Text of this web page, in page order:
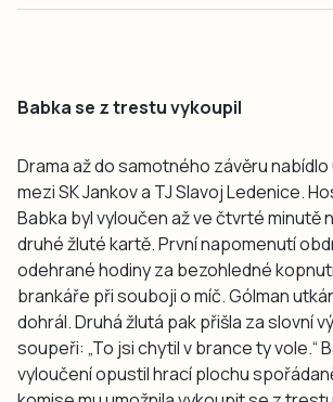
Babka se z trestu vykoupil
Drama až do samotného závěru
mezi SK Jankov a TJ Slavoj Ledenice.
Babka byl vyloučen až ve čtvrté minutě
druhé žluté kartě. První napomenutí
odehrané hodiny za bezohledné
brankáře při souboji o míč. Gólman
dohrál. Druhá žlutá pak přišla za slovní
soupeři: „To jsi chytil v brance ty vole.“
vyloučení opustil hrací plochu